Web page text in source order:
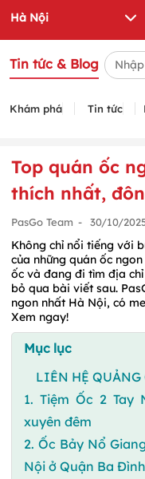
Tin tức & Blog
Khám phá Tin tức
Top quán ốc
thích nhất,
PasGo Team - 30/10/
Không chỉ nổi tiếng với
của những quán ốc
ốc và đang đi tìm địa
bỏ qua bài viết sau.
ngon nhất Hà Nội, có
Xem ngay!
Mục lục
LIÊN HỆ QUẢNG
1. Tiệm Ốc 2 Tay
xuyên đêm
2. Ốc Bảy Nổ
Nội ở Quận Ba Đình